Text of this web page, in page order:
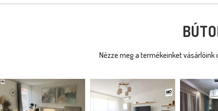
Nézze meg a termékeinket